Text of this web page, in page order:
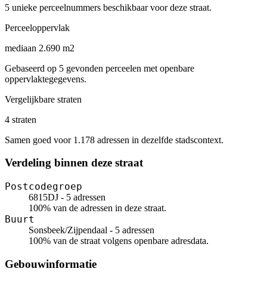
5 unieke perceelnummers beschikbaar voor deze straat.
Perceeloppervlak
mediaan 2.690 m2
Gebaseerd op 5 gevonden perceelen met openbare
oppervlaktegegevens.
Vergelijkbare straten
4 straten
Samen goed voor 1.178 adressen in dezelfde stadscontext.
Verdeling binnen deze straat
Postcodegroep
6815DJ - 5 adressen
100% van de adressen in deze straat.
Buurt
Sonsbeek/Zijpendaal - 5 adressen
100% van de straat volgens openbare adresdata.
Gebouwinformatie